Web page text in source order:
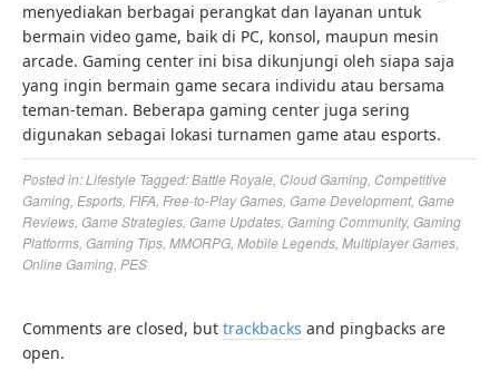
menyediakan berbagai perangkat dan layanan untuk
bermain video game, baik di PC, konsol, maupun mesin
arcade. Gaming center ini bisa dikunjungi oleh siapa saja
yang ingin bermain game secara individu atau bersama
teman-teman. Beberapa gaming center juga sering
digunakan sebagai lokasi turnamen game atau esports.
Posted in:Lifestyle Tagged:Battle Royale Cloud Gaming Competitive
Gaming Esports FIFA Free-to-Play Games Game Development, Game
Reviews Game Strategies Game Updates Gaming Community, Gaming
Platforms Gaming Tips MMORPG Mobile Legends Multiplayer Games
Online Gaming PES
Comments are closed, but trackbacks and pingbacks are
open.